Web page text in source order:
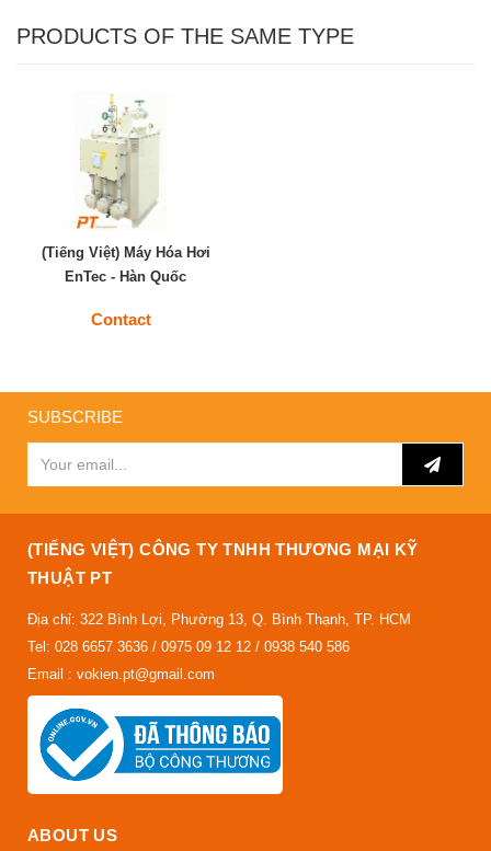
PRODUCTS OF THE SAME TYPE
(Tiếng Việt) Máy Hóa Hơi
EnTec - Hàn Quốc
Contact
SUBSCRIBE
(TIẾNG VIỆT) CÔNG TY TNHH THƯƠNG MẠI KỸ
THUẬT PT
Địa chỉ: 322 Bình Lợi, Phường 13, Q. Bình Thạnh, TP. HCM
Tel: 028 6657 3636 / 0975 09 12 12 / 0938 540 586
Email : vokien.pt@gmail.com
ABOUT US